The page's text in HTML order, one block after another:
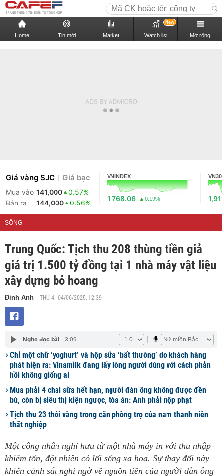
Home Tin mới Market Watch list
New
Mở rộng
Giá vàng SJC Giá bạc
Mua vào 141,000
0.57%
Bán ra
144,000 0.56%
VNINDEX
1,768.06 0.19%
VN30
SỐNG
Trung Quốc: Tịch thu 208 thùng tiền giả
giá trị 1.500 tỷ đồng tại 1 nhà máy vật liệu
xây dựng bỏ hoang
Đinh Anh - THỨ 4 , 04/06/2025, 12:39
Nghe đọc bài 3:09
Chỉ một chữ ‘yoghurt’ và hộp sữa ‘bất thường’ do khách hàng
phát hiện ra: Vinamilk đang lấy lòng người dùng với cách phản
hồi không giống ai
Mua phải 4 chai sữa hết hạn, người đàn ông không được đền
bù, còn bị siêu thị kiện ngược, tòa án: Anh phải nộp phạt
Tịch thu 23 thỏi vàng trong căn phòng trọ của nam thanh niên
thất nghiệp
Một công nhân nghỉ hưu từ một nhà máy in với thu nhập
khiêm tốn, đột nhiên có lối sống xa hoa. Sự thay đổi này
khiến cảnh sát nghi ngờ về nguồn tiền của người đàn ông